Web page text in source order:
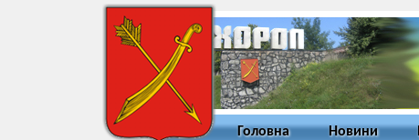
Головна Новини